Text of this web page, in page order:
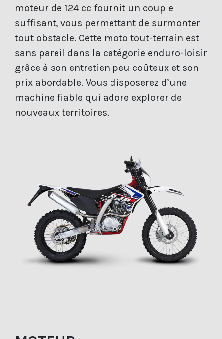
moteur de 124 cc fournit un couple
suffisant, vous permettant de surmonter
tout obstacle. Cette moto tout-terrain est
sans pareil dans la catégorie enduro-loisir
grâce à son entretien peu coûteux et son
prix abordable. Vous disposerez d’une
machine fiable qui adore explorer de
nouveaux territoires.